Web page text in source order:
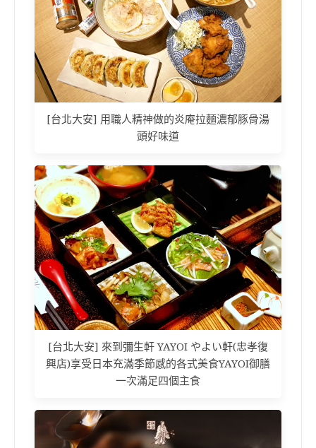
[台北大安] 用職人精神做的炎庵拉麵濃郁豚骨湯
頭好味道
[台北大安] 來到彌生軒 YAYOI やよい軒(忠孝復
興店)享受日本充滿季節感的各式美食YAYOI御膳
一次滿足四個主食